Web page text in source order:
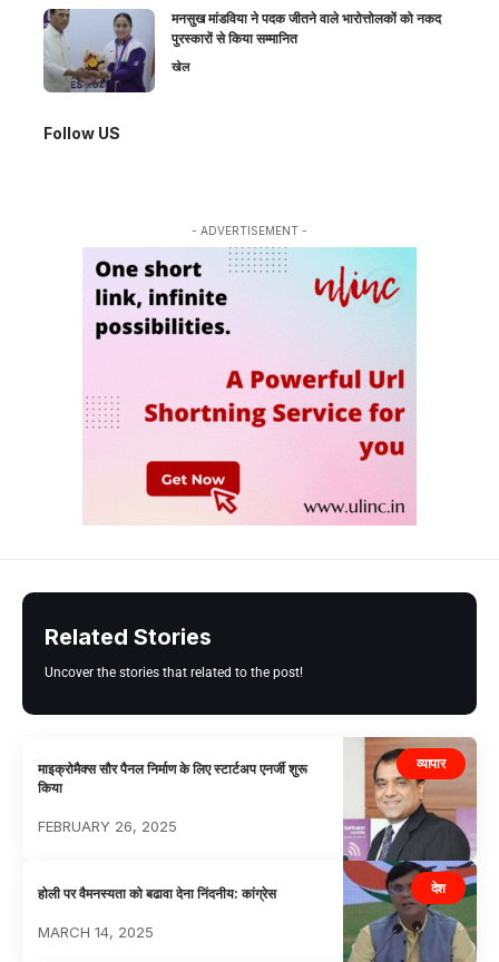
मनसुख मांडविया ने पदक जीतने वाले भारोत्तोलकों को नकद
पुरस्कारों से किया सम्मानित
खेल
Follow US
- ADVERTISEMENT -
Related Stories
Uncover the stories that related to the post!
व्यापार
माइक्रोमैक्स सौर पैनल निर्माण के लिए स्टार्टअप एनर्जी शुरू
किया
FEBRUARY 26, 2025
देश
होली पर वैमनस्यता को बढावा देना निंदनीय: कांग्रेस
MARCH 14, 2025